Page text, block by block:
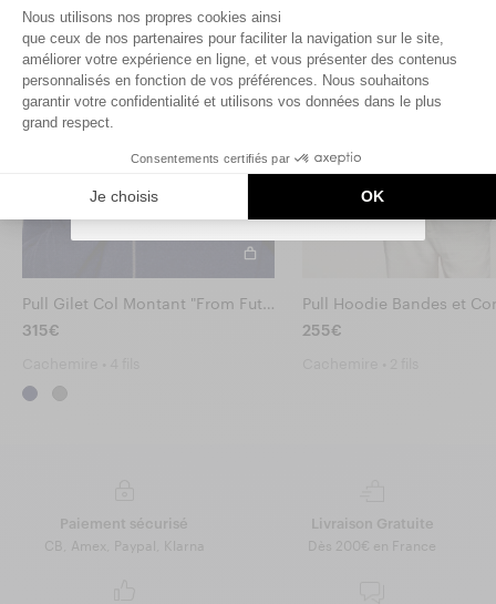
Pull Gilet Col Montant "From Future"
315€
255€
Paiement sécurisé
CB, Amex, Paypal, Klarna
Livraison Gratuite
Dès 200€ en France
Saisir votre adresse e-mail